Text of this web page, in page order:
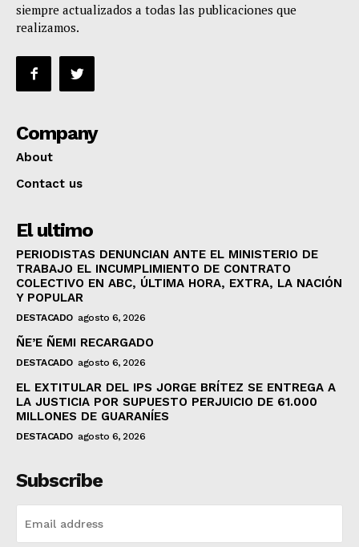
siempre actualizados a todas las publicaciones que
realizamos.
Company
About
Contact us
El ultimo
PERIODISTAS DENUNCIAN ANTE EL MINISTERIO DE
TRABAJO EL INCUMPLIMIENTO DE CONTRATO
COLECTIVO EN ABC, ÚLTIMA HORA, EXTRA, LA NACIÓN
Y POPULAR
DESTACADO agosto 6, 2026
ÑE’E ÑEMI RECARGADO
DESTACADO agosto 6, 2026
EL EXTITULAR DEL IPS JORGE BRÍTEZ SE ENTREGA A
LA JUSTICIA POR SUPUESTO PERJUICIO DE 61.000
MILLONES DE GUARANÍES
DESTACADO agosto 6, 2026
Subscribe